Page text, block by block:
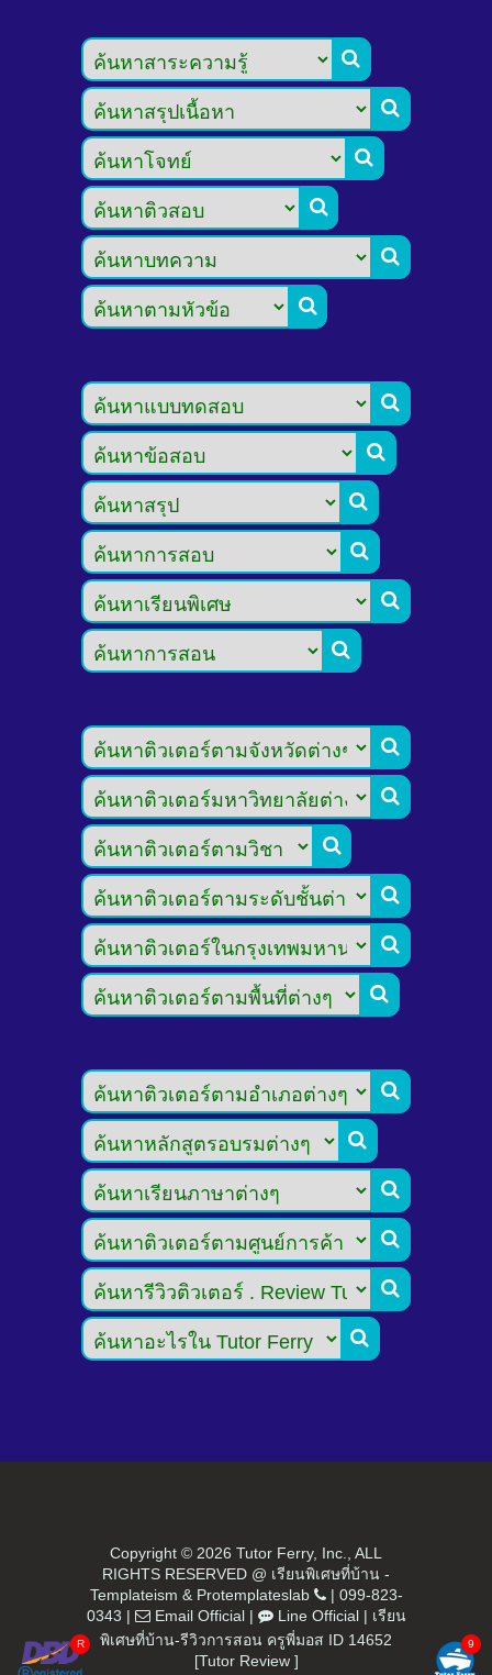
























Copyright © 2026 Tutor Ferry, Inc., ALL
RIGHTS RESERVED @ เรียนพิเศษที่บ้าน -
Templateism & Protemplateslab | 099-823-
0343 | Email Official| Line Official| เรียน
พิเศษที่บ้าน-รีวิวการสอน ครูพี่มอส ID 14652
[Tutor Review ]